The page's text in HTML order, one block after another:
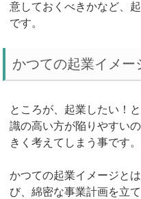
意しておくべきかなど、
です。
かつての起業イメー
ところが、起業したい！
識の高い方が陥りやすい
きく考えてしまう事です。
かつての起業イメージと
び、綿密な事業計画を立